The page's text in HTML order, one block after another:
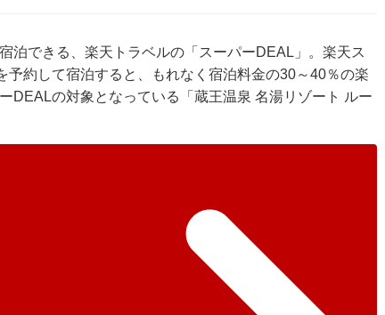
泊できる、 楽天トラベルの「スーパーDEAL」。楽天ス
約して宿泊すると、もれなく宿泊料金の30～40％の楽
DEALの対象となっている「蔵王温泉 名湯リゾート ルー